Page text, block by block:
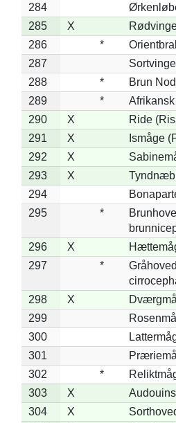
284
285
X
286
*
287
288
*
Brun
289
*
290
X
Ride
291
X
Ismåge
292
X
293
X
294
295
*
296
X
297
*
298
X
299
300
301
302
*
303
X
304
X